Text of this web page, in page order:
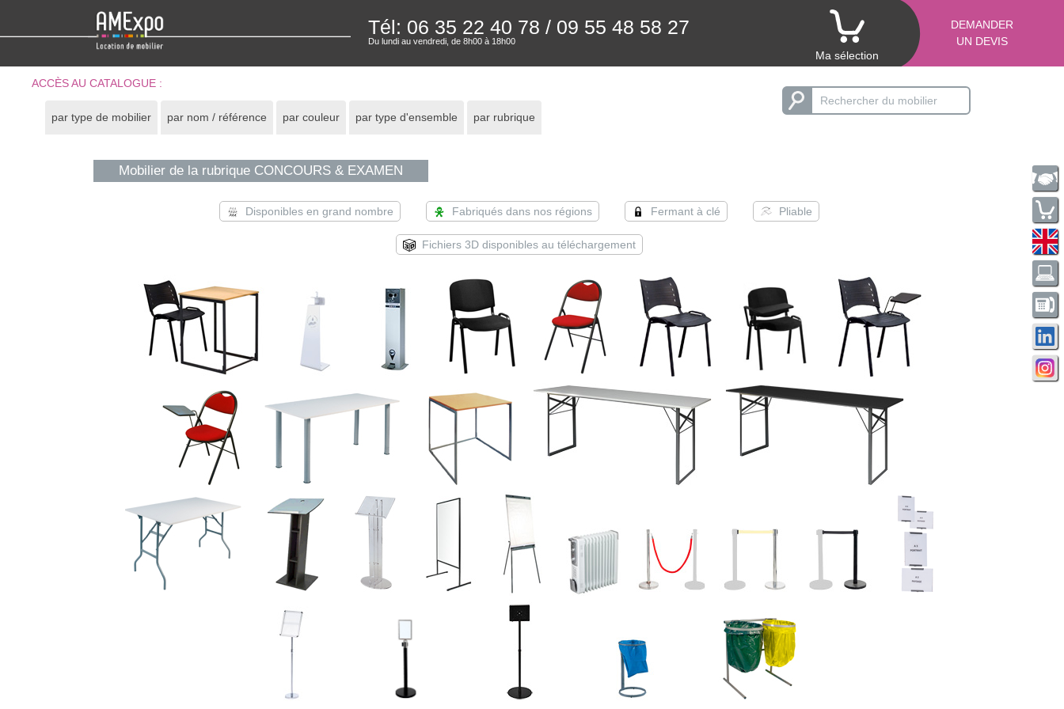
Tél: 06 35 22 40 78 / 09 55 48 58 27
Du lundi au vendredi, de 8h00 à 18h00
Ma sélection
DEMANDER
UN DEVIS
ACCÈS AU CATALOGUE :
par type de mobilier par nom / référence par couleur par type d'ensemble par rubrique
Mobilier de la rubrique CONCOURS & EXAMEN
Disponibles en grand nombre Fabriqués dans nos régions Fermant à clé Pliable
Fichiers 3D disponibles au téléchargement